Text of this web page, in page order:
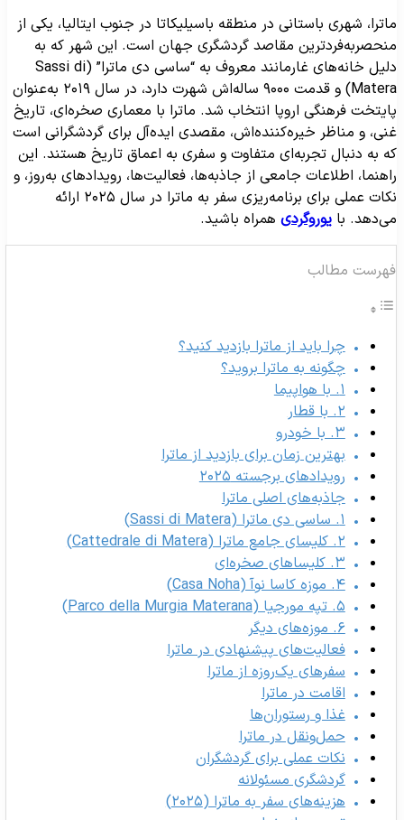
شهری باستانی در منطقه باسیلیکاتا در جنوب ایتالیا، یکی از
مقاصد گردشگری جهان است. این شهر که به
دلیل خانه‌های غارمانند معروف به “ساسی دی ماترا” (Sassi di
Matera) و قدمت ۹۰۰۰ ساله‌اش شهرت دارد، در سال ۲۰۱۹ به‌عنوان
فرهنگی اروپا انتخاب شد. ماترا با معماری صخره‌ای، تاریخ
و مناظر خیره‌کننده‌اش، مقصدی ایده‌آل برای گردشگرانی است
به دنبال تجربه‌ای متفاوت و سفری به اعماق تاریخ هستند. این
اطلاعات جامعی از جاذبه‌ها، فعالیت‌ها، رویدادهای به‌روز، و
نکات عملی برای برنامه‌ریزی سفر به ماترا در سال ۲۰۲۵ ارائه
بایوروگردیهمراه باشید.
مطالب
چرا باید از ماترا بازدید کنید؟
چگونه به ماترا بروید؟
۱. با هواپیما
۲. با قطار
۳. با خودرو
بهترین زمان برای بازدید از ماترا
رویدادهای برجسته ۲۰۲۵
جاذبه‌های اصلی ماترا
۱. ساسی دی ماترا (Sassi di Matera)
۲. کلیسای جامع ماترا (Cattedrale di Matera)
۳. کلیساهای صخره‌ای
۴. موزه کاسا نوآ (Casa Noha)
۵. تپه مورجیا (Parco della Murgia Materana)
۶. موزه‌های دیگر
فعالیت‌های پیشنهادی در ماترا
سفرهای یک‌روزه از ماترا
اقامت در ماترا
غذا و رستوران‌ها
حمل‌ونقل در ماترا
نکات عملی برای گردشگران
گردشگری مسئولانه
هزینه‌های سفر به ماترا (۲۰۲۵)